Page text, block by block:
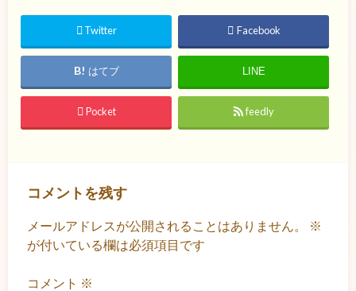
Twitter Facebook
はてブ LINE
Pocket feedly
コメントを残す
メールアドレスが公開されることはありません。
※
が付いている欄は必須項目です
コメント ※